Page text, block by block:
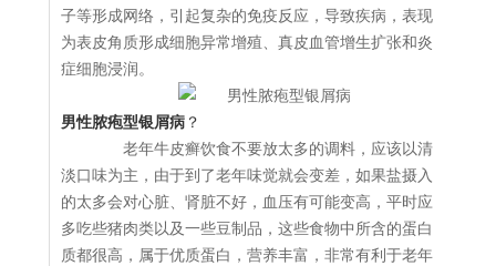
子等形成网络，引起复杂的免疫反应，导致疾病，表现
为表皮角质形成细胞异常增殖、真皮血管增生扩张和炎
症细胞浸润。
男性脓疱型银屑病 ？
老年牛皮癣饮食不要放太多的调料，应该以清
淡口味为主，由于到了老年味觉就会变差，如果盐摄入
的太多会对心脏、肾脏不好，血压有可能变高，平时应
多吃些猪肉类以及一些豆制品，这些食物中所含的蛋白
质都很高，属于优质蛋白，营养丰富，非常有利于老年